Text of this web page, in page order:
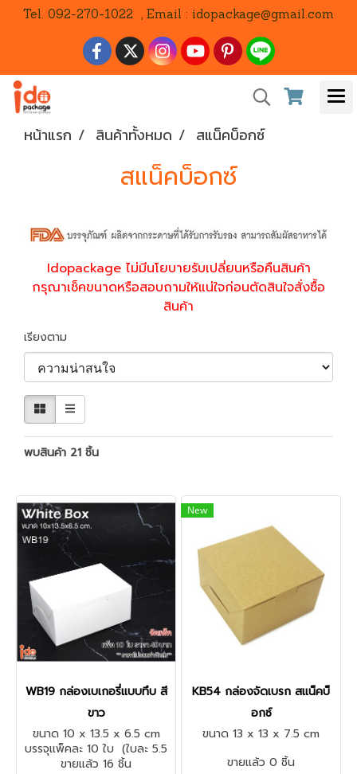
Tel. 092-270-1022 , Email : idopackage@gmail.com
หน้าแรก สินค้าทั้งหมด สแน็คบ็อกซ์
สแน็คบ็อกซ์
Idopackage ไม่มีนโยบายรับเปลี่ยนหรือคืนสินค้า
กรุณาเช็คขนาดหรือสอบถามให้แน่ใจก่อนตัดสินใจสั่งซื้อ
สินค้า
เรียงตาม
พบสินค้า 21 ชิ้น
WB19 กล่องเบเกอรี่แบบทึบ สี
ขาว
ขนาด 10 x 13.5 x 6.5 cm
บรรจุแพ็คละ 10 ใบ (ใบละ 5.5
บาท)
ขายแล้ว 16 ชิ้น
New
KB54 กล่องจัดเบรก สแน็คบ็
อกซ์
ขนาด 13 x 13 x 7.5 cm
ขายแล้ว 0 ชิ้น